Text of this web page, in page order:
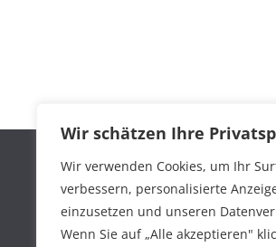
Wir schätzen Ihre
Wir verwenden Cookies, um Ihr
verbessern, personalisierte
einzusetzen und unseren
Wenn Sie auf „Alle akzeptieren"